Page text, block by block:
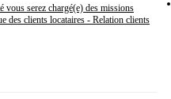
serez chargé(e) des missions
des clients locataires - Relation clients